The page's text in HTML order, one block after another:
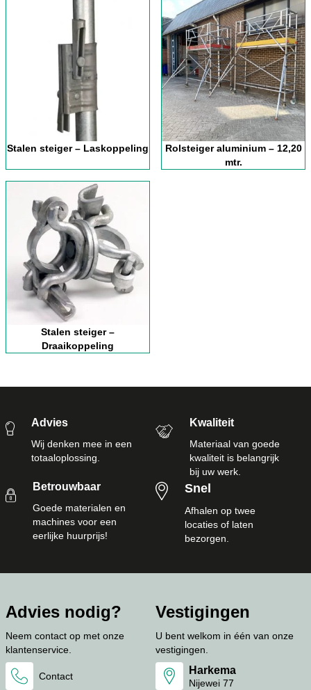
Stalen steiger – Laskoppeling
Rolsteiger aluminium – 12,20
mtr.
Stalen steiger –
Draaikoppeling
Advies
Wij denken mee in een
totaaloplossing.
Kwaliteit
Materiaal van goede
kwaliteit is belangrijk
bij uw werk.
Betrouwbaar
Goede materialen en
machines voor een
eerlijke huurprijs!
Snel
Afhalen op twee
locaties of laten
bezorgen.
Advies nodig?
Neem contact op met onze
klantenservice.
Contact
Vestigingen
U bent welkom in één van onze
vestigingen.
Harkema
Nijewei 77